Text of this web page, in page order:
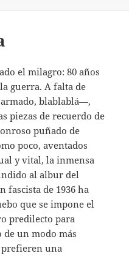
el milagro: 80 años
guerra. A falta de
blablablá—,
piezas de recuerdo de
puñado de
poco, aventados
y vital, la inmensa
al albur del
fascista de 1936 ha
que se impone el
predilecto para
un modo más
prefieren una